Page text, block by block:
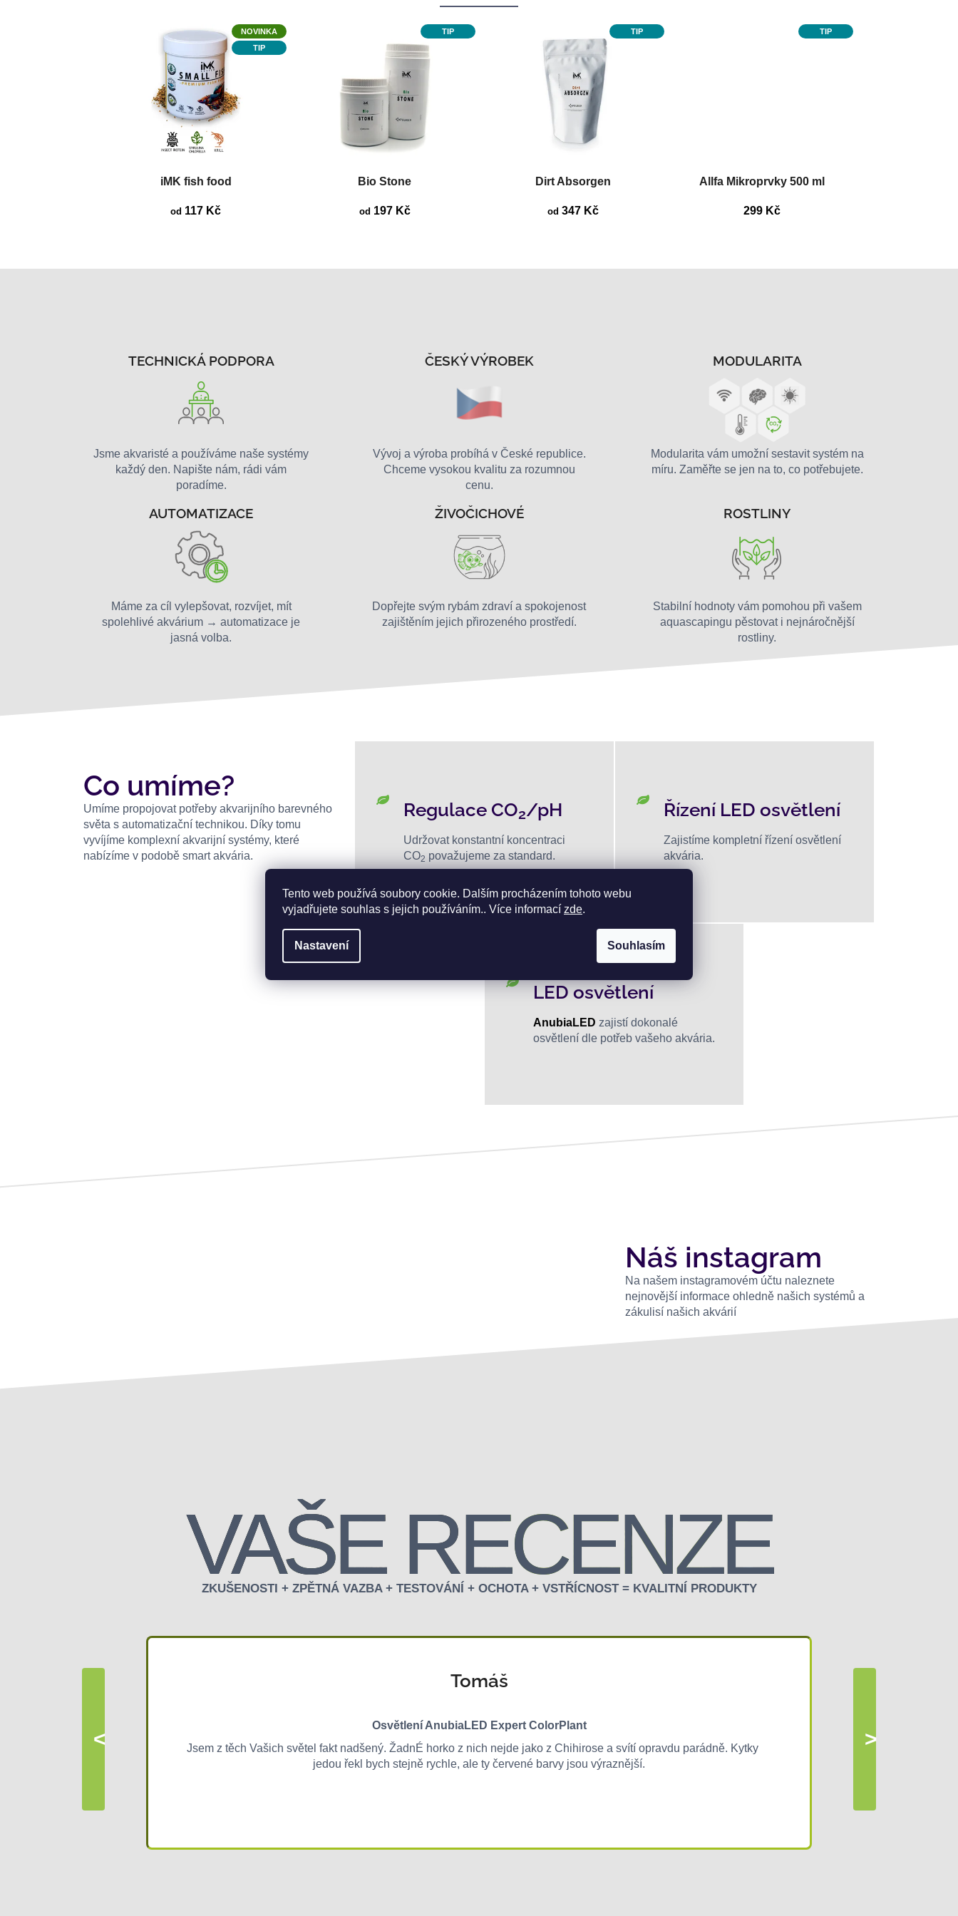
Tento web používá soubory cookie. Dalším procházením tohoto webu
vyjadřujete souhlas s jejich používáním.. Více informací zde.
Nastavení Souhlasím
NOVINKA
TIP
iMK fish food
od 117 Kč
TIP
Bio Stone
od 197 Kč
TIP
Dirt Absorgen
od 347 Kč
TIP
Allfa Mikroprvky 500 ml
299 Kč
TECHNICKÁ PODPORA
Jsme akvaristé a používáme naše systémy
každý den. Napište nám, rádi vám
poradíme.
ČESKÝ VÝROBEK
Vývoj a výroba probíhá v České republice.
Chceme vysokou kvalitu za rozumnou
cenu.
MODULARITA
Modularita vám umožní sestavit systém na
míru. Zaměřte se jen na to, co potřebujete.
AUTOMATIZACE
Máme za cíl vylepšovat, rozvíjet, mít
spolehlivé akvárium → automatizace je
jasná volba.
ŽIVOČICHOVÉ
Dopřejte svým rybám zdraví a spokojenost
zajištěním jejich přirozeného prostředí.
ROSTLINY
Stabilní hodnoty vám pomohou při vašem
aquascapingu pěstovat i nejnáročnější
rostliny.
Co umíme?
Umíme propojovat potřeby akvarijního barevného
světa s automatizační technikou. Díky tomu
vyvíjíme komplexní akvarijní systémy, které
nabízíme v podobě smart akvária.
Regulace CO2/pH
Udržovat konstantní koncentraci
CO2 považujeme za standard.
Řízení LED osvětlení
Zajistíme kompletní řízení osvětlení
akvária.
LED osvětlení
AnubiaLED zajistí dokonalé
osvětlení dle potřeb vašeho akvária.
Náš instagram
Na našem instagramovém účtu naleznete
nejnovější informace ohledně našich systémů a
zákulisí našich akvárií
VAŠE RECENZE
ZKUŠENOSTI + ZPĚTNÁ VAZBA + TESTOVÁNÍ + OCHOTA + VSTŘÍCNOST = KVALITNÍ PRODUKTY
<
Tomáš
Osvětlení AnubiaLED Expert ColorPlant
Jsem z těch Vašich světel fakt nadšený. ŽadnÉ horko z nich nejde jako z Chihirose a svítí opravdu parádně. Kytky
jedou řekl bych stejně rychle, ale ty červené barvy jsou výraznější.
>